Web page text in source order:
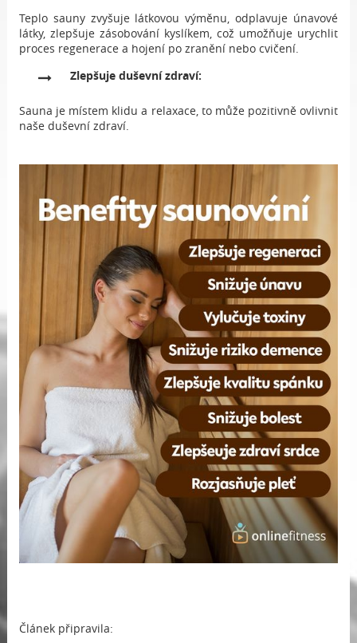
Teplo sauny zvyšuje látkovou výměnu, odplavuje únavové
látky, zlepšuje zásobování kyslíkem, což umožňuje urychlit
proces regenerace a hojení po zranění nebo cvičení.
Zlepšuje duševní zdraví:
Sauna je místem klidu a relaxace, to může pozitivně ovlivnit
naše duševní zdraví.
Článek připravila: